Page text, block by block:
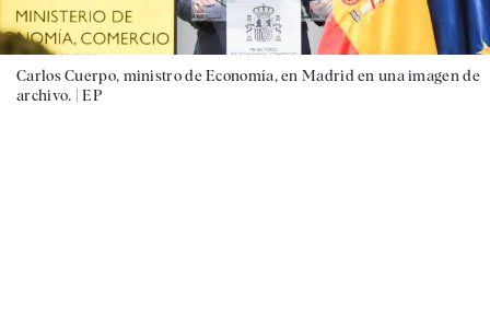
Carlos Cuerpo, ministro de Economía, en Madrid en una imagen de
archivo. |EP